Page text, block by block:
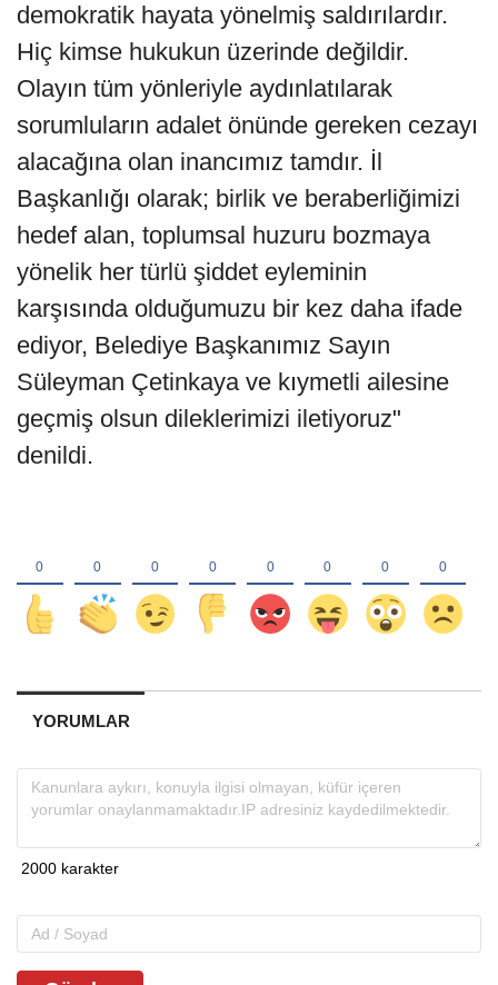
demokratik hayata yönelmiş saldırılardır.
Hiç kimse hukukun üzerinde değildir.
Olayın tüm yönleriyle aydınlatılarak
sorumluların adalet önünde gereken cezayı
alacağına olan inancımız tamdır. İl
Başkanlığı olarak; birlik ve beraberliğimizi
hedef alan, toplumsal huzuru bozmaya
yönelik her türlü şiddet eyleminin
karşısında olduğumuzu bir kez daha ifade
ediyor, Belediye Başkanımız Sayın
Süleyman Çetinkaya ve kıymetli ailesine
geçmiş olsun dileklerimizi iletiyoruz"
denildi.
YORUMLAR